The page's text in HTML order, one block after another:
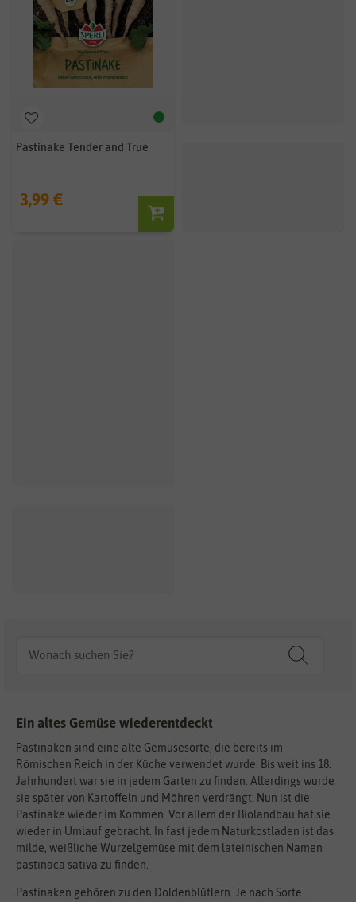
Pastinake Tender and True
3,99 €
Ein altes Gemüse wiederentdeckt
Pastinaken sind eine alte Gemüsesorte, die bereits im
Römischen Reich in der Küche verwendet wurde. Bis weit ins 18.
Jahrhundert war sie in jedem Garten zu finden. Allerdings wurde
sie später von Kartoffeln und Möhren verdrängt. Nun ist die
Pastinake wieder im Kommen. Vor allem der Biolandbau hat sie
wieder in Umlauf gebracht. In fast jedem Naturkostladen ist das
milde, weißliche Wurzelgemüse mit dem lateinischen Namen
pastinaca sativa zu finden.
Pastinaken gehören zu den Doldenblütlern. Je nach Sorte